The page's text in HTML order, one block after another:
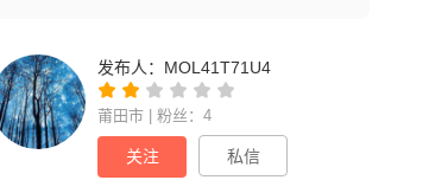
发布人： MOL41T71U4
莆田市 | 粉丝：4
关注 私信